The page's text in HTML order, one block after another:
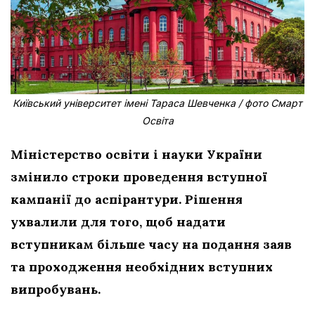
Київський університет імені Тараса Шевченка / фото Смарт
Освіта
Міністерство освіти і науки України
змінило строки проведення вступної
кампанії до аспірантури. Рішення
ухвалили для того, щоб надати
вступникам більше часу на подання заяв
та проходження необхідних вступних
випробувань.